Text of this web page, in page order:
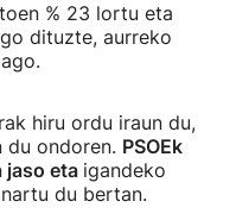
% 23 lortu eta
dituzte, aurreko
hiru ordu iraun du,
du ondoren. PSOEk
jaso eta igandeko
du bertan.